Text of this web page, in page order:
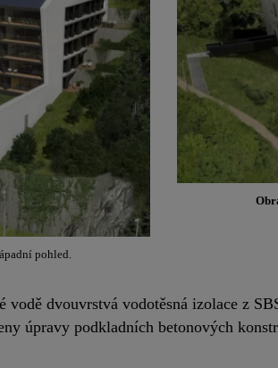
pohled.
vodě dvouvrstvá vodotěsná izolace z
úpravy podkladních betonových